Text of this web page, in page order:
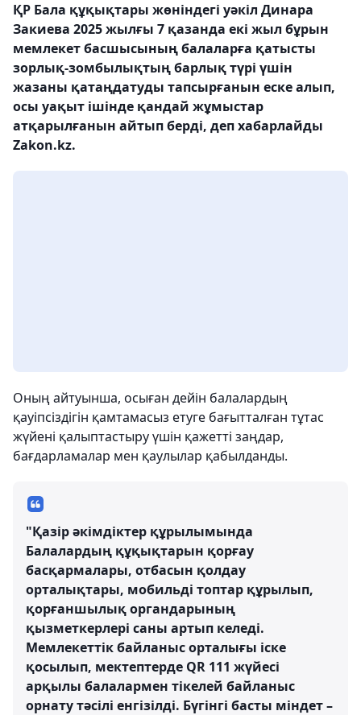
ҚР Бала құқықтары жөніндегі уәкіл Динара
Закиева 2025 жылғы 7 қазанда екі жыл бұрын
мемлекет басшысының балаларға қатысты
зорлық-зомбылықтың барлық түрі үшін
жазаны қатаңдатуды тапсырғанын еске алып,
осы уақыт ішінде қандай жұмыстар
атқарылғанын айтып берді, деп хабарлайды
Zakon.kz.
Оның айтуынша, осыған дейін балалардың
қауіпсіздігін қамтамасыз етуге бағытталған тұтас
жүйені қалыптастыру үшін қажетті заңдар,
бағдарламалар мен қаулылар қабылданды.
"Қазір әкімдіктер құрылымында
Балалардың құқықтарын қорғау
басқармалары, отбасын қолдау
орталықтары, мобильді топтар құрылып,
қорғаншылық органдарының
қызметкерлері саны артып келеді.
Мемлекеттік байланыс орталығы іске
қосылып, мектептерде QR 111 жүйесі
арқылы балалармен тікелей байланыс
орнату тәсілі енгізілді. Бүгінгі басты міндет –